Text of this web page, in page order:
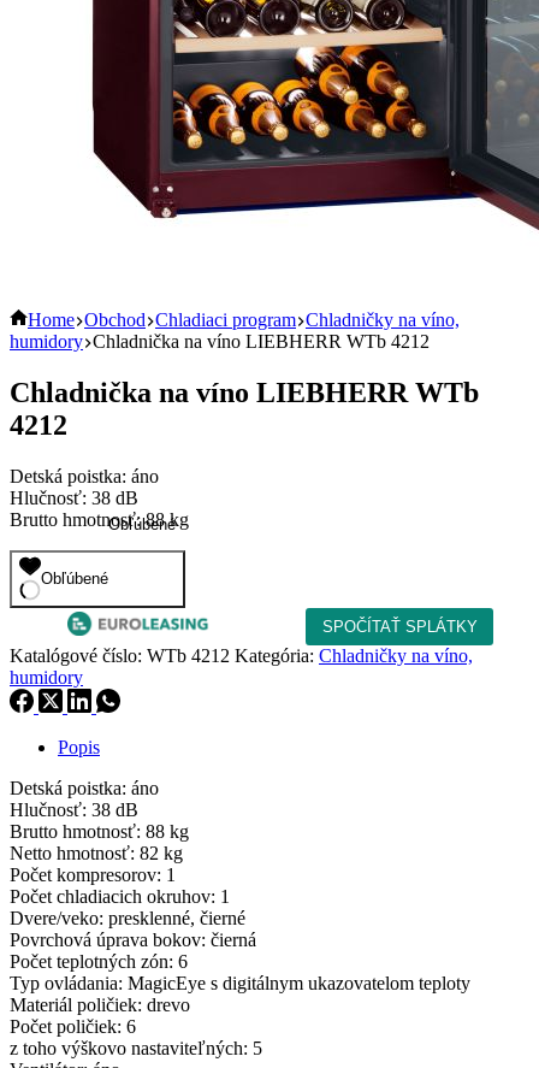
Home Obchod Chladiaci program Chladničky na víno,
humidory Chladnička na víno LIEBHERR WTb 4212
Chladnička na víno LIEBHERR WTb
4212
Detská poistka: áno
Hlučnosť: 38 dB
Brutto hmotnosť: 88 kg
Obľúbené
Obľúbené
Katalógové číslo: WTb 4212 Kategória: Chladničky na víno,
humidory
Popis
Detská poistka: áno
Hlučnosť: 38 dB
Brutto hmotnosť: 88 kg
Netto hmotnosť: 82 kg
Počet kompresorov: 1
Počet chladiacich okruhov: 1
Dvere/veko: presklenné, čierné
Povrchová úprava bokov: čierná
Počet teplotných zón: 6
Typ ovládania: MagicEye s digitálnym ukazovatelom teploty
Materiál poličiek: drevo
Počet poličiek: 6
z toho výškovo nastaviteľných: 5